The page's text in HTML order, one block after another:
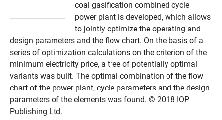
coal gasification combined cycle
power plant is developed, which allows
to jointly optimize the operating and
design parameters and the flow chart. On the basis of a
series of optimization calculations on the criterion of the
minimum electricity price, a tree of potentially optimal
variants was built. The optimal combination of the flow
chart of the power plant, cycle parameters and the design
parameters of the elements was found. © 2018 IOP
Publishing Ltd.